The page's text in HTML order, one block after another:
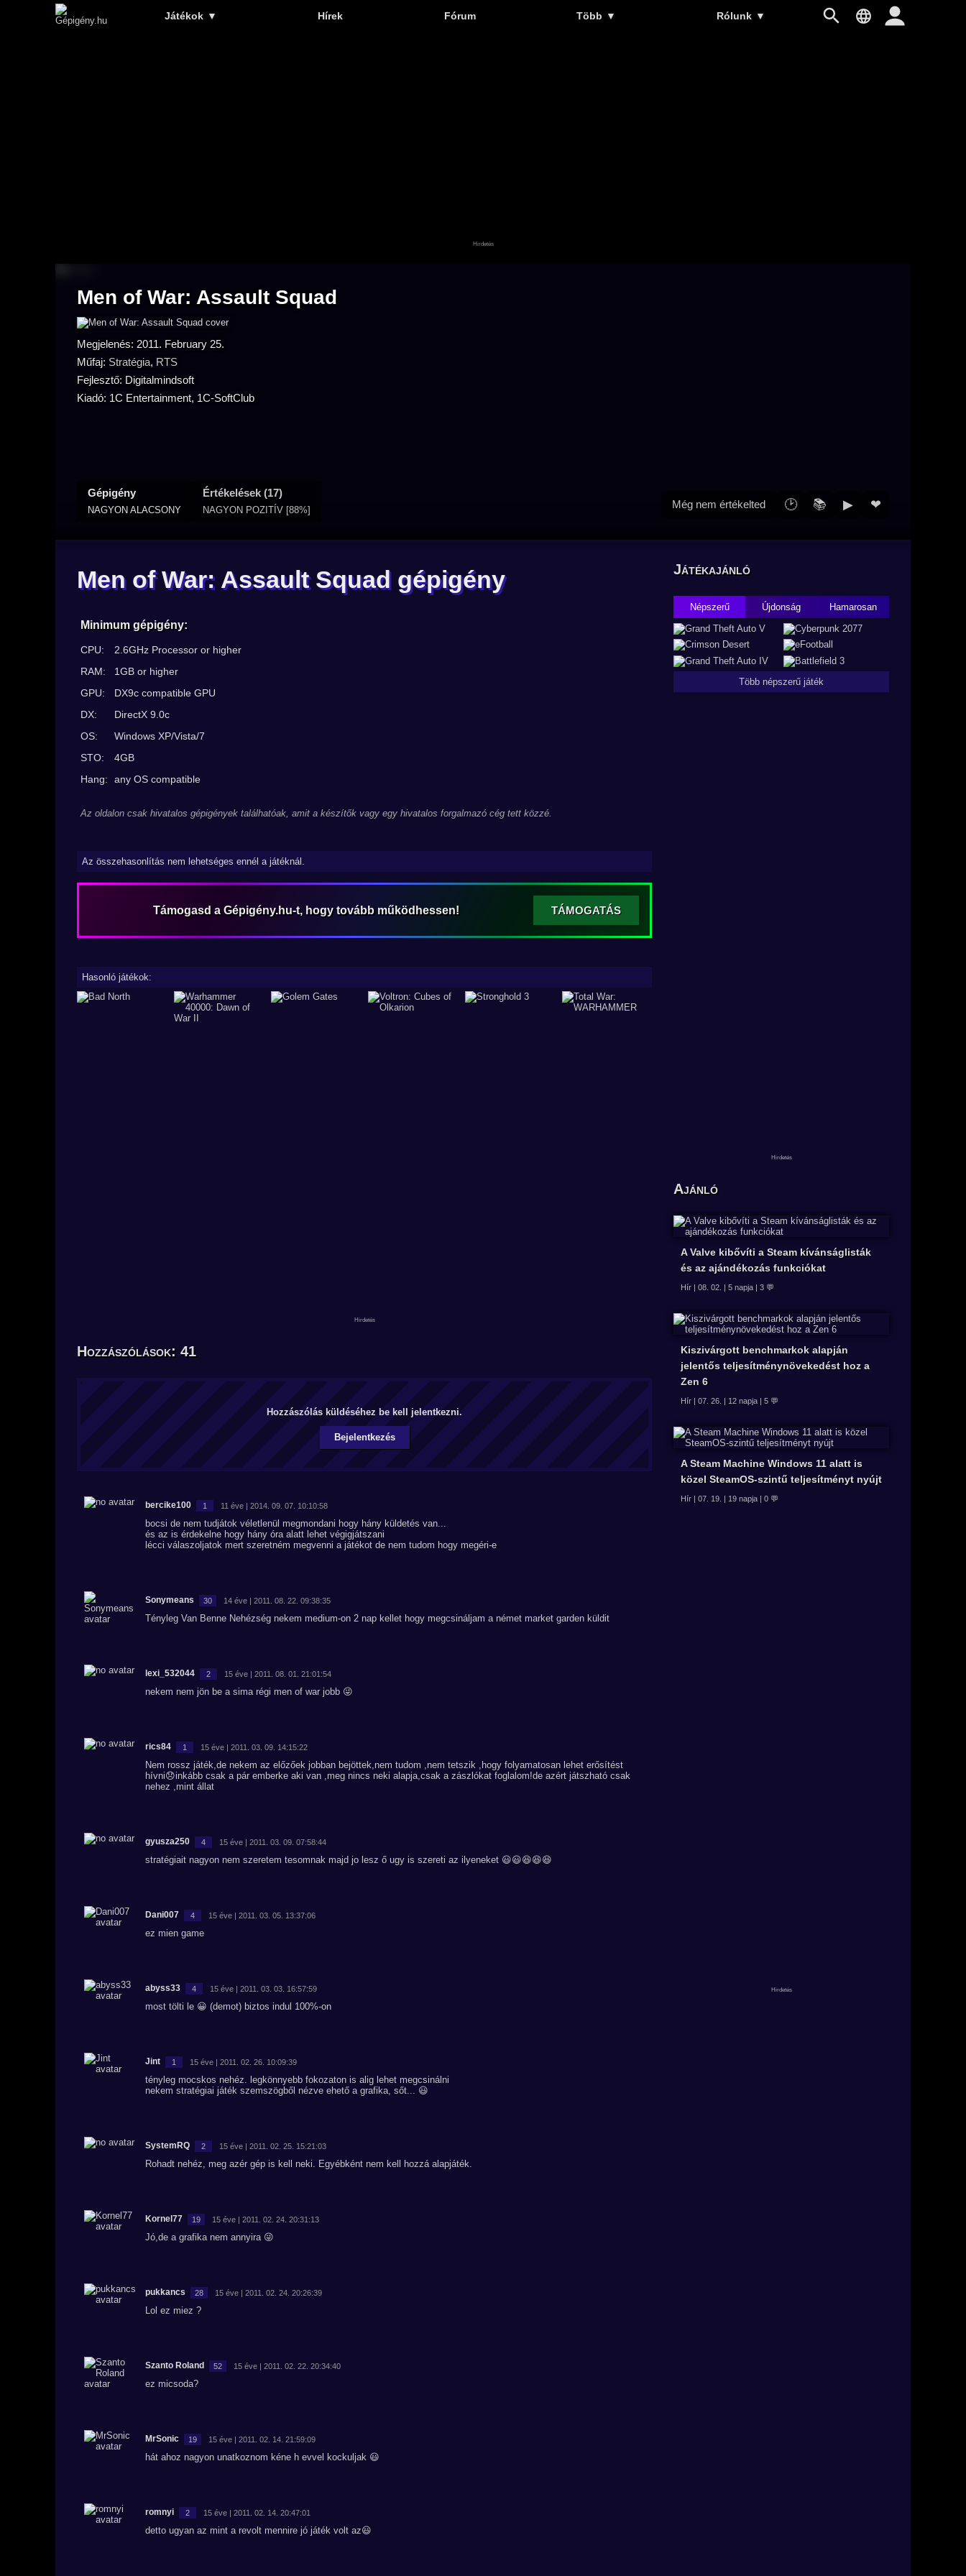
Játékok ▼ Hírek Fórum Több ▼ Rólunk ▼
Men of War: Assault Squad
Megjelenés: 2011. February 25.
Műfaj: Stratégia, RTS
Fejlesztő: Digitalmindsoft
Kiadó: 1C Entertainment, 1C-SoftClub
Gépigény
NAGYON ALACSONY
Értékelések (17)
NAGYON POZITÍV [88%] Még nem értékelted 🕑 📚 ▶ ❤
Men of War: Assault Squad gépigény
Minimum gépigény:
CPU:
2.6GHz Processor or higher
RAM:
1GB or higher
GPU:
DX9c compatible GPU
DX:
DirectX 9.0c
OS:
Windows XP/Vista/7
STO:
4GB
Hang:
any OS compatible
Az oldalon csak hivatalos gépigények találhatóak, amit a készítők vagy egy hivatalos forgalmazó cég tett közzé.
Az összehasonlítás nem lehetséges ennél a játéknál.
Támogasd a Gépigény.hu-t, hogy tovább működhessen! TÁMOGATÁS
Hasonló játékok:
Hozzászólások: 41
Hozzászólás küldéséhez be kell jelentkezni.
Bejelentkezés
bercike100 1 11 éve | 2014. 09. 07. 10:10:58
bocsi de nem tudjátok véletlenül megmondani hogy hány küldetés van...
és az is érdekelne hogy hány óra alatt lehet végigjátszani
lécci válaszoljatok mert szeretném megvenni a játékot de nem tudom hogy megéri-e
Sonymeans 30 14 éve | 2011. 08. 22. 09:38:35
Tényleg Van Benne Nehézség nekem medium-on 2 nap kellet hogy megcsináljam a német market garden küldit
lexi_532044 2 15 éve | 2011. 08. 01. 21:01:54
nekem nem jön be a sima régi men of war jobb 😜
rics84 1 15 éve | 2011. 03. 09. 14:15:22
Nem rossz játék,de nekem az előzőek jobban bejöttek,nem tudom ,nem tetszik ,hogy folyamatosan lehet erősítést
hívni😞inkább csak a pár emberke aki van ,meg nincs neki alapja,csak a zászlókat foglalom!de azért játszható csak
nehez ,mint állat
gyusza250 4 15 éve | 2011. 03. 09. 07:58:44
stratégiait nagyon nem szeretem tesomnak majd jo lesz ő ugy is szereti az ilyeneket 😃😃😆😆😆
Dani007 4 15 éve | 2011. 03. 05. 13:37:06
ez mien game
abyss33 4 15 éve | 2011. 03. 03. 16:57:59
most tölti le 😀 (demot) biztos indul 100%-on
Jint 1 15 éve | 2011. 02. 26. 10:09:39
tényleg mocskos nehéz. legkönnyebb fokozaton is alig lehet megcsinálni
nekem stratégiai játék szemszögből nézve ehető a grafika, sőt... 😃
SystemRQ 2 15 éve | 2011. 02. 25. 15:21:03
Rohadt nehéz, meg azér gép is kell neki. Egyébként nem kell hozzá alapjáték.
Kornel77 19 15 éve | 2011. 02. 24. 20:31:13
Jó,de a grafika nem annyira 😜
pukkancs 28 15 éve | 2011. 02. 24. 20:26:39
Lol ez miez ?
Szanto Roland 52 15 éve | 2011. 02. 22. 20:34:40
ez micsoda?
MrSonic 19 15 éve | 2011. 02. 14. 21:59:09
hát ahoz nagyon unatkoznom kéne h evvel kockuljak 😃
romnyi 2 15 éve | 2011. 02. 14. 20:47:01
detto ugyan az mint a revolt mennire jó játék volt az😃
Játékajánló
Népszerű Újdonság Hamarosan
Több népszerű játék
Ajánló
A Valve kibővíti a Steam kívánságlisták
és az ajándékozás funkciókat
Hír | 08. 02. | 5 napja | 3 💬
Kiszivárgott benchmarkok alapján
jelentős teljesítménynövekedést hoz a
Zen 6
Hír | 07. 26. | 12 napja | 5 💬
A Steam Machine Windows 11 alatt is
közel SteamOS-szintű teljesítményt nyújt
Hír | 07. 19. | 19 napja | 0 💬